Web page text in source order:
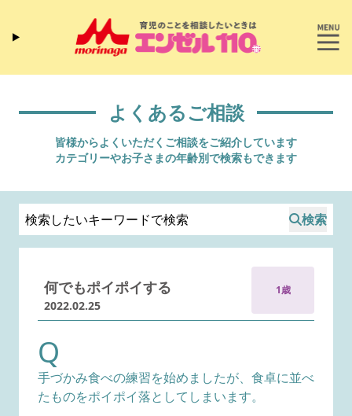
よくあるご相談
皆様からよくいただくご相談をご紹介しています
カテゴリーやお子さまの年齢別で検索もできます
検索
何でもポイポイする
2022.02.25
1歳
Q
手づかみ食べの練習を始めましたが、食卓に並べ
たものをポイポイ落としてしまいます。